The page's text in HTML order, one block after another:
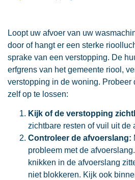
Loopt uw afvoer van uw
door of hangt er een sterke
sprake van een verstopping. De
erfgrens van het gemeente riool,
verstopping in de woning. Probeer
zelf op te lossen:
Kijk of de verstopping
zichtbare resten of vuil uit de
Controleer de afvoerslang:
probleem met de
knikken in de afvoerslang
niet blokkeren. Kijk ook